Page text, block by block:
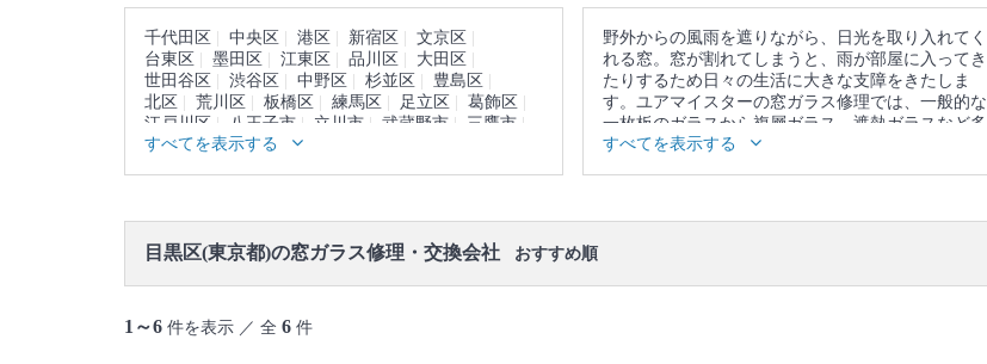
千代田区 中央区 港区 新宿区
文京区
台東区
墨田区 江東区 品川区
大田区
世田谷区
渋谷区 中野区 杉並区
豊島区
北区
荒川区 板橋区 練馬区 足立区
葛飾区
江戸川区
八王子市 立川市 武蔵野市
三鷹市
青梅市
府中市 昭島市
大島町
利島村 新島村 神津島村
三宅島
すべてを表示する
野外からの風雨を遮りながら、日光を取り入れてく
れる窓。窓が割れてしまうと、雨が部屋に入ってき
たりするため日々の生活に大きな支障をきたしま
す。ユアマイスターの窓ガラス修理では、一般的な
一枚板のガラスから複層ガラス、遮熱ガラスなど多
種多様な修理に対応します。お客様のニーズに合わ
すべてを表示する
目黒区(東京都)の窓ガラス修理・交換会社 おすすめ順
1～6 件を表示 ／ 全 6 件